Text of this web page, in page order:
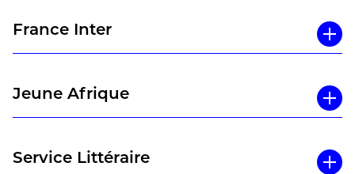
France Inter
Jeune Afrique
Service Littéraire